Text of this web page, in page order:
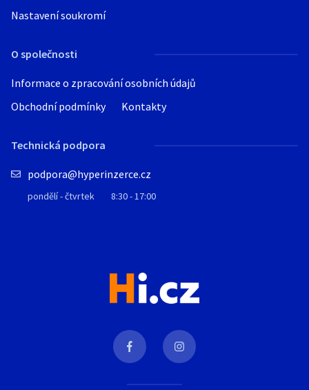
Nastavení soukromí
O společnosti
Informace o zpracování osobních údajů
Obchodní podmínky
Kontakty
Technická podpora
podpora@hyperinzerce.cz
pondělí - čtvrtek 8:30 - 17:00